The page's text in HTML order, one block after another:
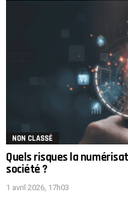
NON CLASSÉ
Quels risques la
société ?
1 avril 2026, 17h03